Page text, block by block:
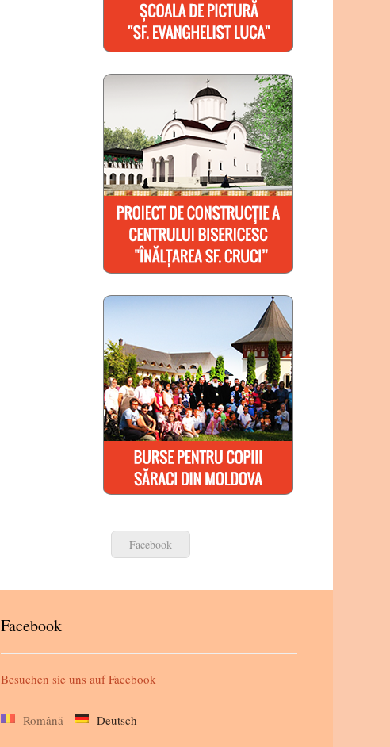
Facebook
Facebook
Besuchen sie uns aufFacebook
Română Deutsch